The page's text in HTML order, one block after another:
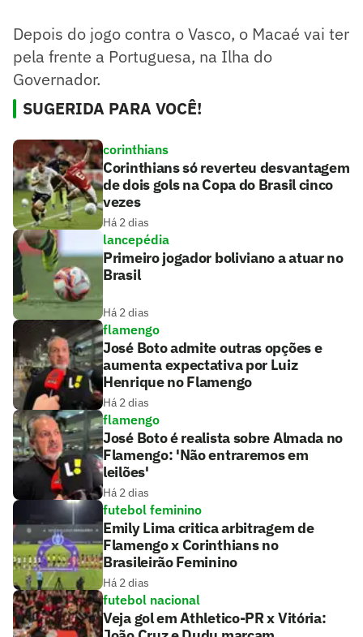
Depois do jogo contra o Vasco, o Macaé vai ter
pela frente a Portuguesa, na Ilha do
Governador.
SUGERIDA PARA VOCÊ!
corinthians
Corinthians só reverteu desvantagem
de dois gols na Copa do Brasil cinco
vezes
Há 2 dias
lancepédia
Primeiro jogador boliviano a atuar no
Brasil
Há 2 dias
flamengo
José Boto admite outras opções e
aumenta expectativa por Luiz
Henrique no Flamengo
Há 2 dias
flamengo
José Boto é realista sobre Almada no
Flamengo: 'Não entraremos em
leilões'
Há 2 dias
futebol feminino
Emily Lima critica arbitragem de
Flamengo x Corinthians no
Brasileirão Feminino
Há 2 dias
futebol nacional
Veja gol em Athletico-PR x Vitória: